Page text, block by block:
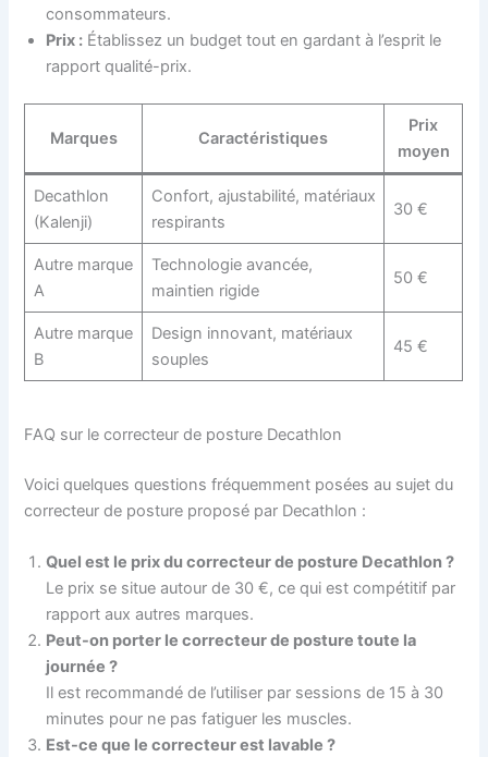
consommateurs.
Prix : Établissez un budget tout en gardant à l’esprit le
rapport qualité-prix.
Marques Caractéristiques
Prix
moyen
Decathlon
(Kalenji)
Confort, ajustabilité, matériaux
respirants
30 €
Autre marque
A
Technologie avancée,
maintien rigide
50 €
Autre marque
B
Design innovant, matériaux
souples
45 €
FAQ sur le correcteur de posture Decathlon
Voici quelques questions fréquemment posées au sujet du
correcteur de posture proposé par Decathlon :
Quel est le prix du correcteur de posture Decathlon ?
Le prix se situe autour de 30 €, ce qui est compétitif par
rapport aux autres marques.
Peut-on porter le correcteur de posture toute la
journée ?
Il est recommandé de l’utiliser par sessions de 15 à 30
minutes pour ne pas fatiguer les muscles.
Est-ce que le correcteur est lavable ?